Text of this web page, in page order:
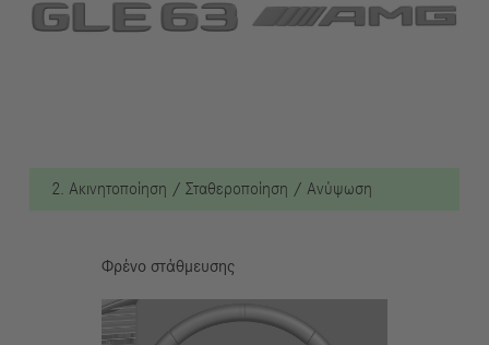
2. Ακινητοποίηση / Σταθεροποίηση / Ανύψωση
Φρένο στάθμευσης